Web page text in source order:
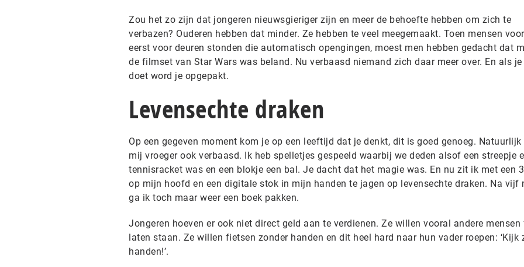
Zou het zo zijn dat jongeren nieuwsgieriger zijn en meer de behoefte hebben om zich te
verbazen? Ouderen hebben dat minder. Ze hebben te veel meegemaakt. Toen mensen
eerst voor deuren stonden die automatisch opengingen, moest men hebben gedacht dat
de filmset van Star Wars was beland. Nu verbaasd niemand zich daar meer over. En als je
doet word je opgepakt.
Levensechte draken
Op een gegeven moment kom je op een leeftijd dat je denkt, dit is goed genoeg. Natuurlijk
mij vroeger ook verbaasd. Ik heb spelletjes gespeeld waarbij we deden alsof een streepje
tennisracket was en een blokje een bal. Je dacht dat het magie was. En nu zit ik met een
op mijn hoofd en een digitale stok in mijn handen te jagen op levensechte draken. Na vijf
ga ik toch maar weer een boek pakken.
Jongeren hoeven er ook niet direct geld aan te verdienen. Ze willen vooral andere mensen
laten staan. Ze willen fietsen zonder handen en dit heel hard naar hun vader roepen: ‘Kijk
handen!’.